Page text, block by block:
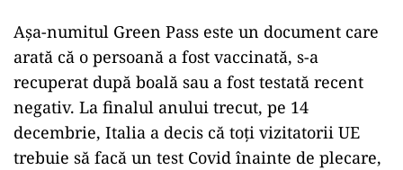
Așa-numitul Green Pass este un document care
arată că o persoană a fost vaccinată, s-a
recuperat după boală sau a fost testată recent
negativ. La finalul anului trecut, pe 14
decembrie, Italia a decis că toți vizitatorii UE
trebuie să facă un test Covid înainte de plecare,